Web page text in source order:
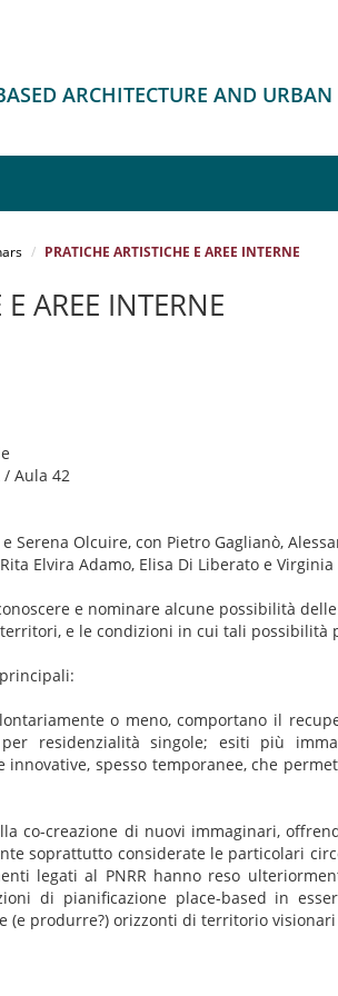
ARCHITECTURE AND
PRATICHE ARTISTICHE E AREE INTERNE
AREE INTERNE
/ Aula 42
Serena Olcuire, con Pietro Gaglianò,
Elvira Adamo, Elisa Di Liberato e
e nominare alcune possibilità
e le condizioni in cui tali possibilità
o meno, comportano il
residenzialità singole; esiti più
spesso temporanee, che
co-creazione di nuovi immaginari,
soprattutto considerate le particolari
legati al PNRR hanno reso
di pianificazione place-based in
(e produrre?) orizzonti di territorio